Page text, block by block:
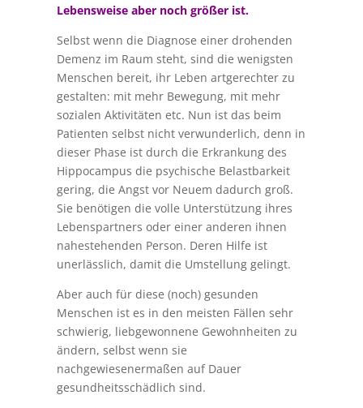
Lebensweise aber noch größer ist.
Selbst wenn die Diagnose einer drohenden
Demenz im Raum steht, sind die wenigsten
Menschen bereit, ihr Leben artgerechter zu
gestalten: mit mehr Bewegung, mit mehr
sozialen Aktivitäten etc. Nun ist das beim
Patienten selbst nicht verwunderlich, denn in
dieser Phase ist durch die Erkrankung des
Hippocampus die psychische Belastbarkeit
gering, die Angst vor Neuem dadurch groß.
Sie benötigen die volle Unterstützung ihres
Lebenspartners oder einer anderen ihnen
nahestehenden Person. Deren Hilfe ist
unerlässlich, damit die Umstellung gelingt.
Aber auch für diese (noch) gesunden
Menschen ist es in den meisten Fällen sehr
schwierig, liebgewonnene Gewohnheiten zu
ändern, selbst wenn sie
nachgewiesenermaßen auf Dauer
gesundheitsschädlich sind.